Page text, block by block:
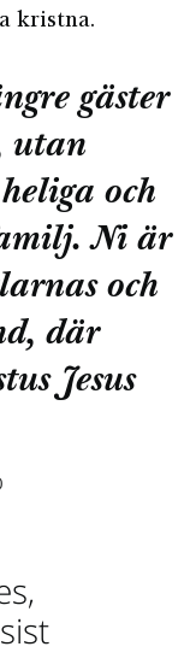
kristna.
gäster
utan
och
Ni är
och
där
Jesus